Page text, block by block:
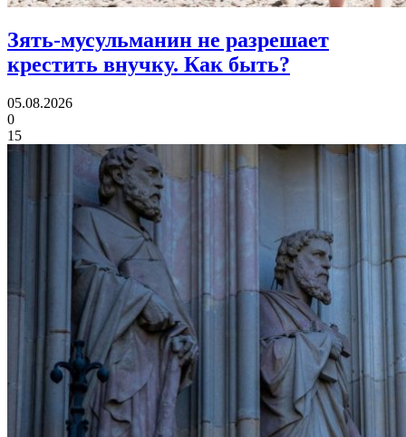
Зять-мусульманин не разрешает
крестить внучку. Как быть?
05.08.2026
0
15